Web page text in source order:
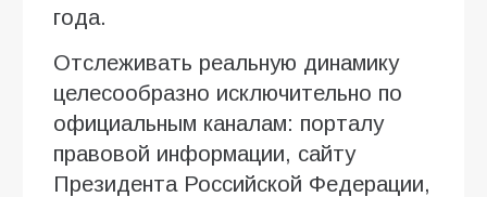
года.
Отслеживать реальную динамику
целесообразно исключительно по
официальным каналам: порталу
правовой информации, сайту
Президента Российской Федерации,